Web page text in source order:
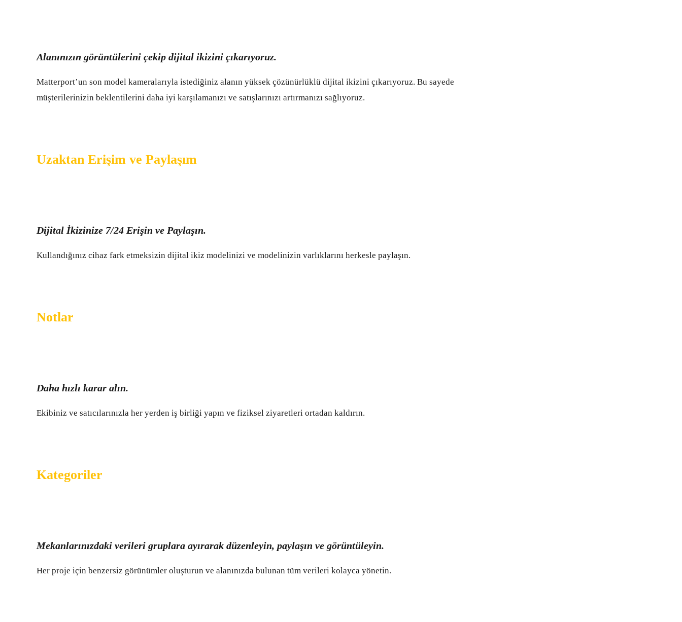
Alanınızın görüntülerini çekip dijital ikizini çıkarıyoruz.
Matterport’un son model kameralarıyla istediğiniz alanın yüksek çözünürlüklü dijital ikizini çıkarıyoruz. Bu sayede
müşterilerinizin beklentilerini daha iyi karşılamanızı ve satışlarınızı artırmanızı sağlıyoruz.
Uzaktan Erişim ve Paylaşım
Dijital İkizinize 7/24 Erişin ve Paylaşın.
Kullandığınız cihaz fark etmeksizin dijital ikiz modelinizi ve modelinizin varlıklarını herkesle paylaşın.
Notlar
Daha hızlı karar alın.
Ekibiniz ve satıcılarınızla her yerden iş birliği yapın ve fiziksel ziyaretleri ortadan kaldırın.
Kategoriler
Mekanlarınızdaki verileri gruplara ayırarak düzenleyin, paylaşın ve görüntüleyin.
Her proje için benzersiz görünümler oluşturun ve alanınızda bulunan tüm verileri kolayca yönetin.